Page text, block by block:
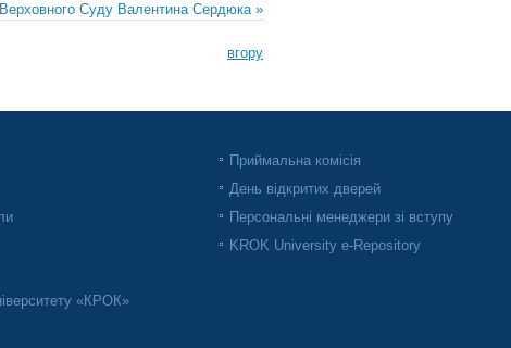
Верховного Суду Валентина Сердюка »
вгору
«КРОК»
Приймальна комісія
День відкритих дверей
Персональні менеджери зі вступу
KROK University e-Repository